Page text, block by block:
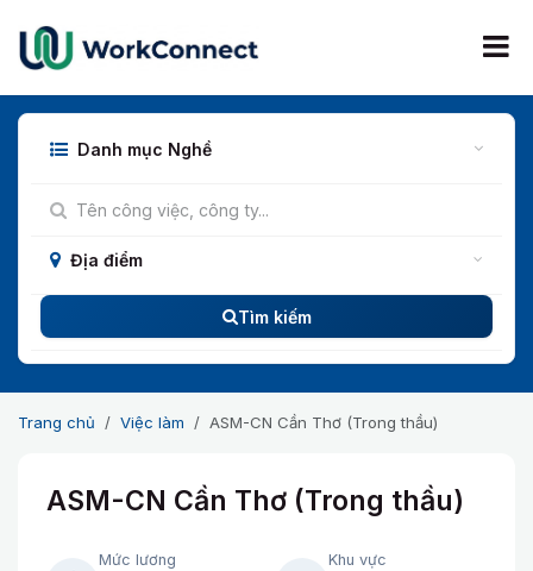
Bỏ qua để đến Nội dung
Danh mục Nghề
Địa điểm
Tìm kiếm
Trang chủ Việc làm ASM-CN Cần Thơ (Trong thầu)
ASM-CN Cần Thơ (Trong thầu)
Mức lương Khu vực